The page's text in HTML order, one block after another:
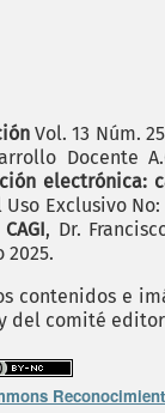
Vol. 13 Núm.
Docente
electrónica:
Exclusivo
CAGI, Dr.
e
y del comité